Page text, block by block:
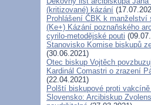
(kritizované) kázání
Prohlášení ČBK k manželství
(Ke+) Kázání poznaňského
cyrilo-metodějské pouti
Stanovisko Komise biskupů
(30.06.2021)
Otec biskup Vojtěch
Kardinál Comastri o zrazení
(22.04.2021)
Polští biskupové proti
Slovensko: Arcibiskup